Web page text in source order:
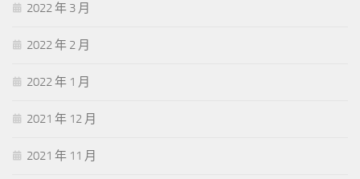
2022 年 3 月
2022 年 2 月
2022 年 1 月
2021 年 12 月
2021 年 11 月